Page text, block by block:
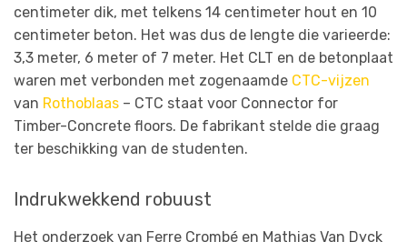
centimeter dik, met telkens 14 centimeter hout en 10
centimeter beton. Het was dus de lengte die varieerde:
3,3 meter, 6 meter of 7 meter. Het CLT en de betonplaat
waren met verbonden met zogenaamde CTC-vijzen
van Rothoblaas – CTC staat voor Connector for
Timber-Concrete floors. De fabrikant stelde die graag
ter beschikking van de studenten.
Indrukwekkend robuust
Het onderzoek van Ferre Crombé en Mathias Van Dyck